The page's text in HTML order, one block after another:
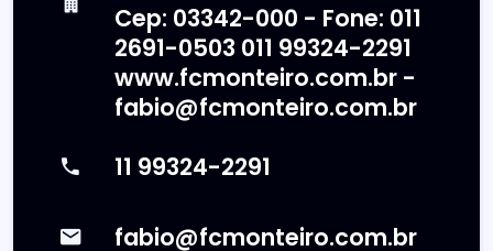
Cep: 03342-000 - Fone: 011
2691-0503 011 99324-2291
www.fcmonteiro.com.br -
fabio@fcmonteiro.com.br
11 99324-2291
fabio@fcmonteiro.com.br